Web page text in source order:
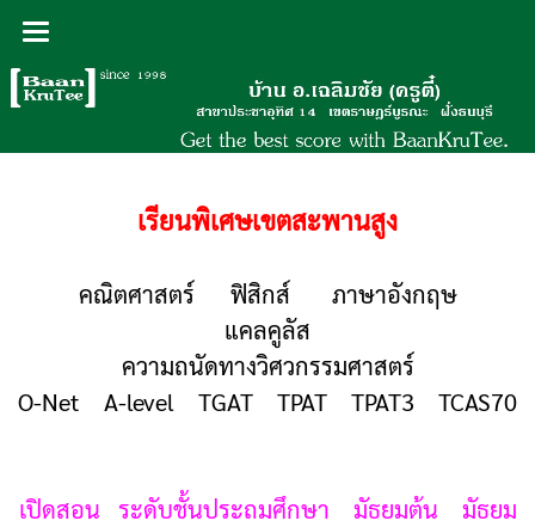
เรียนพิเศษเขตสะพานสูง
คณิตศาสตร์ ฟิสิกส์ ภาษาอังกฤษ
แคลคูลัส
ความถนัดทางวิศวกรรมศาสตร์
O-Net A-level TGAT TPAT TPAT3 TCAS70
เปิดสอน ระดับชั้นประถมศึกษา มัธยมต้น มัธยม